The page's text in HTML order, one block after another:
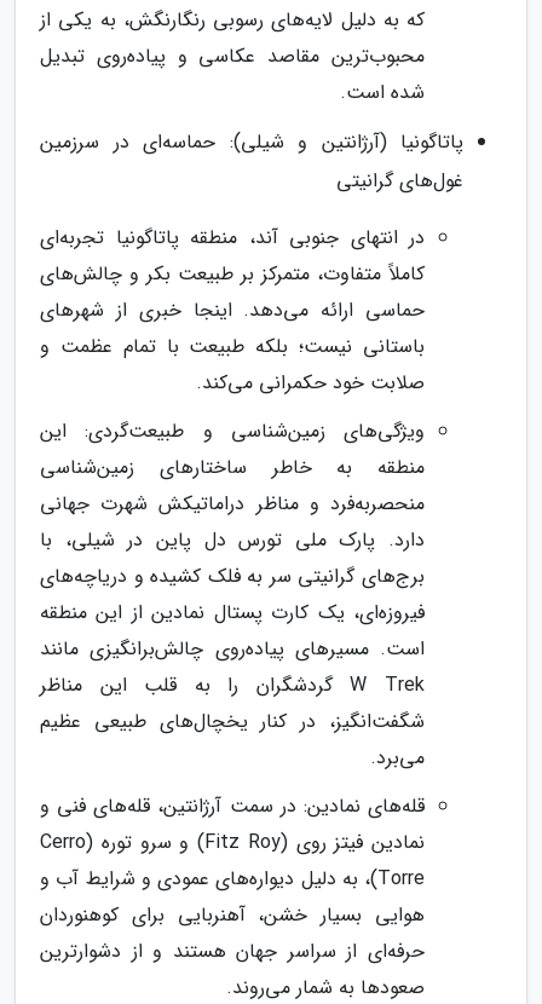
که به دلیل لایه‌های رسوبی رنگارنگش، به یکی از
محبوب‌ترین مقاصد عکاسی و پیاده‌روی تبدیل
شده است.
پاتاگونیا (آرژانتین و شیلی): حماسه‌ای در سرزمین
غول‌های گرانیتی
در انتهای جنوبی آند، منطقه پاتاگونیا تجربه‌ای
کاملاً متفاوت، متمرکز بر طبیعت بکر و چالش‌های
حماسی ارائه می‌دهد. اینجا خبری از شهرهای
باستانی نیست؛ بلکه طبیعت با تمام عظمت و
صلابت خود حکمرانی می‌کند.
ویژگی‌های زمین‌شناسی و طبیعت‌گردی: این
منطقه به خاطر ساختارهای زمین‌شناسی
منحصربه‌فرد و مناظر دراماتیکش شهرت جهانی
دارد. پارک ملی تورس دل پاین در شیلی، با
برج‌های گرانیتی سر به فلک کشیده و دریاچه‌های
فیروزه‌ای، یک کارت پستال نمادین از این منطقه
است. مسیرهای پیاده‌روی چالش‌برانگیزی مانند
W Trek گردشگران را به قلب این مناظر
شگفت‌انگیز، در کنار یخچال‌های طبیعی عظیم
می‌برد.
قله‌های نمادین: در سمت آرژانتین، قله‌های فنی و
نمادین فیتز روی (Fitz Roy) و سرو توره (Cerro
Torre)، به دلیل دیواره‌های عمودی و شرایط آب و
هوایی بسیار خشن، آهنربایی برای کوهنوردان
حرفه‌ای از سراسر جهان هستند و از دشوارترین
صعودها به شمار می‌روند.